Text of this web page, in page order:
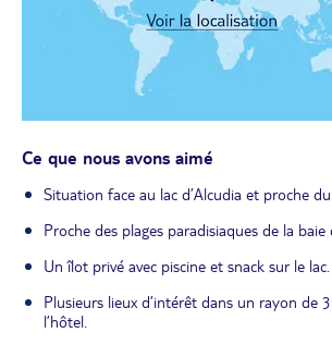
Ce que nous avons aimé
Situation face au lac d’Alcudia et proche
Proche des plages paradisiaques de la baie
Un îlot privé avec piscine et snack sur le lac.
Plusieurs lieux d’intérêt dans un rayon de
l’hôtel.